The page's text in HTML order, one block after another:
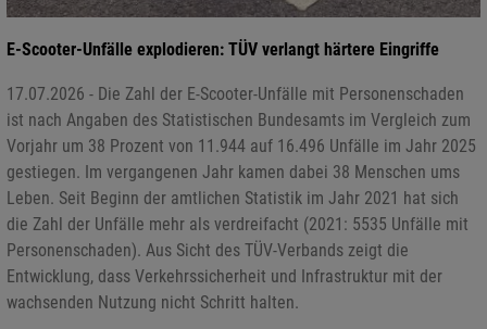
E-Scooter-Unfälle explodieren: TÜV verlangt härtere Eingriffe
17.07.2026 - Die Zahl der E-Scooter-Unfälle mit Personenschaden
ist nach Angaben des Statistischen Bundesamts im Vergleich zum
Vorjahr um 38 Prozent von 11.944 auf 16.496 Unfälle im Jahr 2025
gestiegen. Im vergangenen Jahr kamen dabei 38 Menschen ums
Leben. Seit Beginn der amtlichen Statistik im Jahr 2021 hat sich
die Zahl der Unfälle mehr als verdreifacht (2021: 5535 Unfälle mit
Personenschaden). Aus Sicht des TÜV-Verbands zeigt die
Entwicklung, dass Verkehrssicherheit und Infrastruktur mit der
wachsenden Nutzung nicht Schritt halten.